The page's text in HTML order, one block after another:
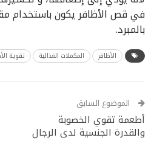
في قص الأظافر يكون باستخدام
بالمبرد.
الأظافر المكملات الغذائية تقوية
الموضوع السابق
أطعمة تقوي الخصوبة
والقدرة الجنسية لدى الرجال